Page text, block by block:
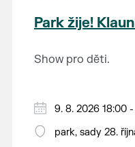
krajina na světě,
světového
Park žije!
Show pro děti.
9. 8. 2026 18:00
park, sady 28.